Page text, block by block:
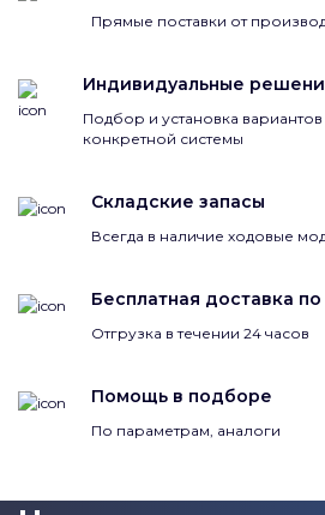
Прямые поставки от
Индивидуальные
Подбор и установка
конкретной системы
Складские запасы
Всегда в наличие ходовые
Бесплатная доставка
Отгрузка в течении 24 часов
Помощь в подборе
По параметрам, аналоги